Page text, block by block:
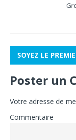
SOYEZ LE
Poster un
Votre adresse de
Commentaire